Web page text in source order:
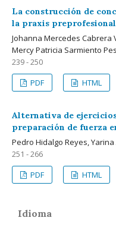
La construcción de
la praxis preprofesional
Johanna Mercedes Cabrera
Mercy Patricia Sarmiento
239 - 250
PDF
HTML
Alternativa de
preparación de fuerza
Pedro Hidalgo Reyes,
251 - 266
PDF
HTML
Idioma